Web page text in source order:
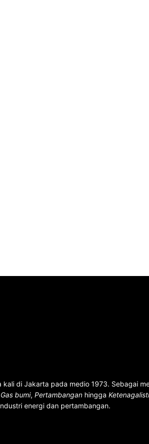
di Jakarta pada medio 1973. Sebagai
Gas bumi, Pertambangan hingga
energi dan pertambangan.